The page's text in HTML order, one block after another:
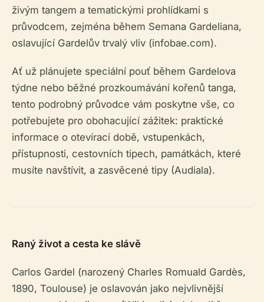
živým tangem a tematickými prohlídkami s
průvodcem, zejména během Semana Gardeliana,
oslavující Gardelův trvalý vliv (infobae.com).
Ať už plánujete speciální pouť během Gardelova
týdne nebo běžné prozkoumávání kořenů tanga,
tento podrobný průvodce vám poskytne vše, co
potřebujete pro obohacující zážitek: praktické
informace o otevírací době, vstupenkách,
přístupnosti, cestovních tipech, památkách, které
musíte navštívit, a zasvěcené tipy (Audiala).
Raný život a cesta ke slávě
Carlos Gardel (narozený Charles Romuald Gardès,
1890, Toulouse) je oslavován jako nejvlivnější